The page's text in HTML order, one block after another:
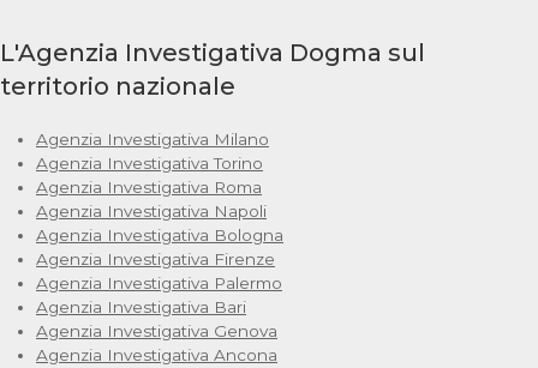
L'Agenzia Investigativa Dogma sul
territorio nazionale
Agenzia Investigativa Milano
Agenzia Investigativa Torino
Agenzia Investigativa Roma
Agenzia Investigativa Napoli
Agenzia Investigativa Bologna
Agenzia Investigativa Firenze
Agenzia Investigativa Palermo
Agenzia Investigativa Bari
Agenzia Investigativa Genova
Agenzia Investigativa Ancona